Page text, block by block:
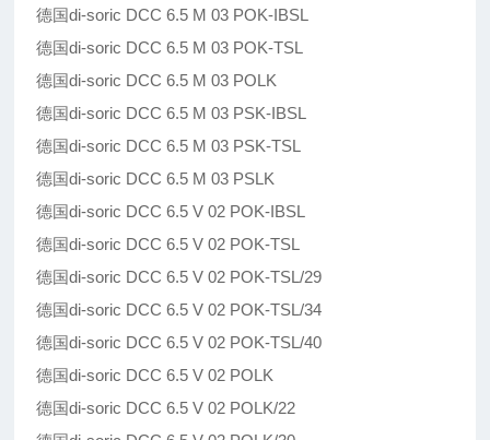
德国di-soric DCC 6.5 M 03 POK-IBSL
德国di-soric DCC 6.5 M 03 POK-TSL
德国di-soric DCC 6.5 M 03 POLK
德国di-soric DCC 6.5 M 03 PSK-IBSL
德国di-soric DCC 6.5 M 03 PSK-TSL
德国di-soric DCC 6.5 M 03 PSLK
德国di-soric DCC 6.5 V 02 POK-IBSL
德国di-soric DCC 6.5 V 02 POK-TSL
德国di-soric DCC 6.5 V 02 POK-TSL/29
德国di-soric DCC 6.5 V 02 POK-TSL/34
德国di-soric DCC 6.5 V 02 POK-TSL/40
德国di-soric DCC 6.5 V 02 POLK
德国di-soric DCC 6.5 V 02 POLK/22